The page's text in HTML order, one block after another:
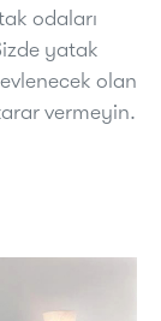
odaları
yatak
olan
vermeyin.